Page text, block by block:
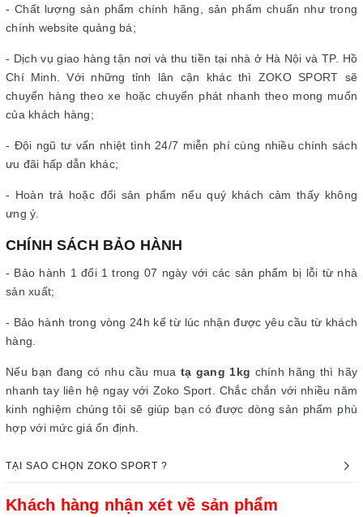
- Chất lượng sản phẩm chính hãng, sản phẩm chuẩn như trong
chính website quảng bá;
- Dịch vụ giao hàng tận nơi và thu tiền tại nhà ở Hà Nội và TP. Hồ
Chí Minh. Với những tỉnh lân cận khác thì ZOKO SPORT sẽ
chuyển hàng theo xe hoặc chuyển phát nhanh theo mong muốn
của khách hàng;
- Đội ngũ tư vấn nhiệt tình 24/7 miễn phí cùng nhiều chính sách
ưu đãi hấp dẫn khác;
- Hoàn trả hoặc đổi sản phẩm nếu quý khách cảm thấy không
ưng ý.
CHÍNH SÁCH BẢO HÀNH
- Bảo hành 1 đổi 1 trong 07 ngày với các sản phẩm bị lỗi từ nhà
sản xuất;
- Bảo hành trong vòng 24h kể từ lúc nhận được yêu cầu từ khách
hàng.
Nếu bạn đang có nhu cầu mua tạ gang 1kg chính hãng thì hãy
nhanh tay liên hệ ngay với Zoko Sport. Chắc chắn với nhiều năm
kinh nghiệm chúng tôi sẽ giúp bạn có được dòng sản phẩm phù
hợp với mức giá ổn định.
TẠI SAO CHỌN ZOKO SPORT ?
Khách hàng nhận xét về sản phẩm